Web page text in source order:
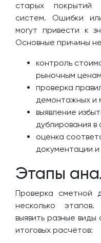
старых
систем. Ошибки
могут привести к
Основные причины
контроль
рыночным
проверка
демонтажных и
выявление
дублирования в
оценка
документации
Этапы
Проверка сметной
несколько
выявить разные
итоговых расчётов: